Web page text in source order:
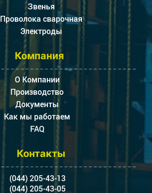
Звенья
Проволока сварочная
Электроды
Компания
О Компании
Производство
Документы
Как мы работаем
FAQ
Контакты
(044) 205-43-13
(044) 205-43-05